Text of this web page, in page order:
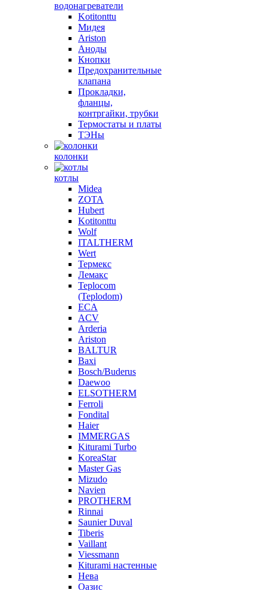
водонагреватели
Kotitonttu
Мидея
Ariston
Аноды
Кнопки
Предохранительные
клапана
Прокладки,
фланцы,
контргайки, трубки
Термостаты и платы
ТЭНы
колонки
котлы
Midea
ZOTA
Hubert
Kotitonttu
Wolf
ITALTHERM
Wert
Термекс
Лемакс
Teplocom
(Teplodom)
ECA
ACV
Arderia
Ariston
BALTUR
Baxi
Bosch/Buderus
Daewoo
ELSOTHERM
Ferroli
Fondital
Haier
IMMERGAS
Kiturami Turbo
KoreaStar
Master Gas
Mizudo
Navien
PROTHERM
Rinnai
Saunier Duval
Tiberis
Vaillant
Viessmann
Кiturami настенные
Нева
Оазис